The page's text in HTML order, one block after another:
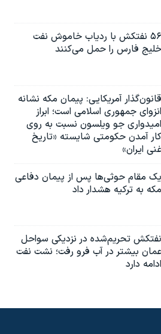
۵۶ نفتکش با ردیاب خاموش نفت
خلیج فارس را حمل می‌کنند
قانون‌گذار آمریکایی: پیمان مکه نشانه
انزوای جمهوری اسلامی است؛ ابراز
امیدواری جو ویلسون نسبت به روی
کار آمدن حکومتی شایسته «تاریخ
غنی ایران»
یک مقام حوثی‌ها پس از پیمان دفاعی
مکه به ترکیه هشدار داد
نفتکش تحریم‌شده در نزدیکی سواحل
عمان بیشتر در آب فرو رفت؛ نشت نفت
ادامه دارد